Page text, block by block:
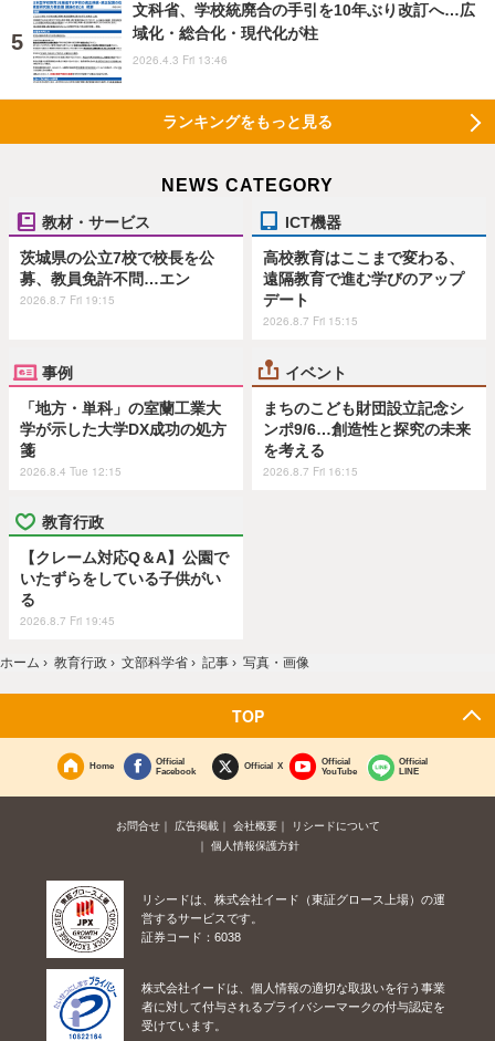
文科省、学校統廃合の手引を10年ぶり改訂へ…広
域化・総合化・現代化が柱
2026.4.3 Fri 13:46
ランキングをもっと見る
NEWS CATEGORY
教材・サービス
茨城県の公立7校で校長を公
募、教員免許不問…エン
2026.8.7 Fri 19:15
ICT機器
高校教育はここまで変わる、
遠隔教育で進む学びのアップ
デート
2026.8.7 Fri 15:15
事例
「地方・単科」の室蘭工業大
学が示した大学DX成功の処方
箋
2026.8.4 Tue 12:15
イベント
まちのこども財団設立記念シ
ンポ9/6…創造性と探究の未来
を考える
2026.8.7 Fri 16:15
教育行政
【クレーム対応Q＆A】公園で
いたずらをしている子供がい
る
2026.8.7 Fri 19:45
ホーム › 教育行政 › 文部科学省 › 記事 › 写真・画像
TOP
Home
Official
Facebook
Official X
Official
YouTube
Official
LINE
お問合せ 広告掲載 会社概要
リシードについて
個人情報保護方針
リシードは、株式会社イード（東証グロース上場）の運
営するサービスです。
証券コード：6038
株式会社イードは、個人情報の適切な取扱いを行う事業
者に対して付与されるプライバシーマークの付与認定を
受けています。